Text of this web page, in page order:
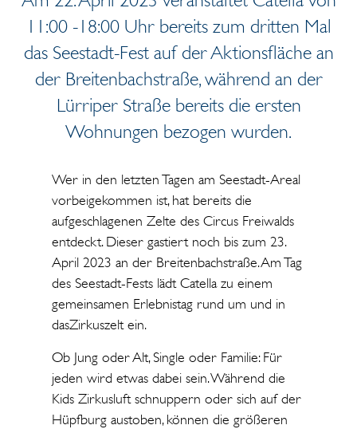
11:00 -18:00 Uhr bereits zum dritten Mal
das Seestadt-Fest auf der Aktionsfläche an
der Breitenbachstraße, während an der
Lürriper Straße bereits die ersten
Wohnungen bezogen wurden.
Wer in den letzten Tagen am Seestadt-Areal
vorbeigekommen ist, hat bereits die
aufgeschlagenen Zelte des Circus Freiwalds
entdeckt. Dieser gastiert noch bis zum 23.
April 2023 an der Breitenbachstraße. Am Tag
des Seestadt-Fests lädt Catella zu einem
gemeinsamen Erlebnistag rund um und in
dasZirkuszelt ein.
Ob Jung oder Alt, Single oder Familie: Für
jeden wird etwas dabei sein. Während die
Kids Zirkusluft schnuppern oder sich auf der
Hüpfburg austoben, können die größeren